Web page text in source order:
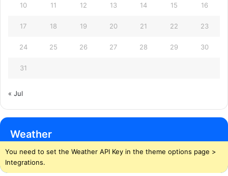
10 11 12 13 14 15 16
17 18 19 20 21 22 23
24 25 26 27 28 29 30
31
« Jul
Weather
You need to set the Weather API Key in the theme options page >
Integrations.